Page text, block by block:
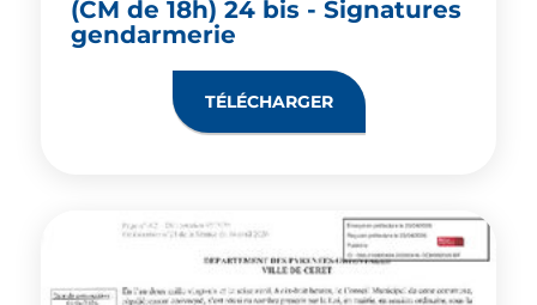
(CM de 18h) 24 bis - Signatures
gendarmerie
TÉLÉCHARGER